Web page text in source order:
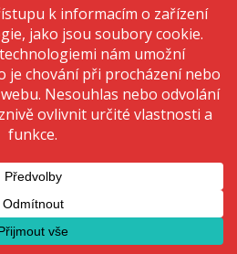
cookie. Děláme to, abychom zlepšili
personalizované reklamy. Souhlas s
zpracovávat údaje, jako je chování
ID na tomto webu. Nesouhlas nebo
ovlivnit určité vlastnosti a funkce.
Přijmout
Odmítnout
předvolby
PRO MARKER –
Kčs DPH)
Výběr možností